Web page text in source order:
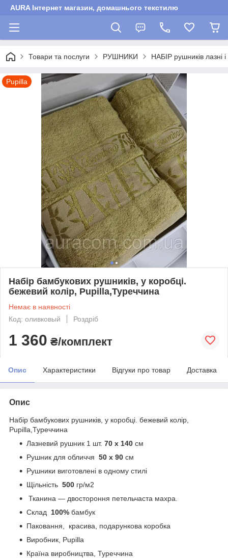
AURA Інтернет магазин, домашнього текстилю
Товари та послуги РУШНИКИ НАБІР рушників лазні
Pupilla
Набір бамбукових рушників, у коробці.
бежевий колір, Pupilla,Туреччина
Немає в наявності
Код: оливковый
Роздріб
1 360 ₴/комплект
Опис Характеристики Відгуки про товар Доставка
Опис
Набір бамбукових рушників, у коробці. бежевий колір,
Pupilla,Туреччина
Лазневий рушник 1 шт. 70 х 140 см
Рушник для обличчя 50 х 90 см
Рушники виготовлені в одному стилі
Щільність 500 гр/м2
Тканина — двостороння петельчаста махра.
Склад
100% бамбук
Паковання, красива, подарункова коробка
Виробник, Pupilla
Країна виробництва, Туреччина